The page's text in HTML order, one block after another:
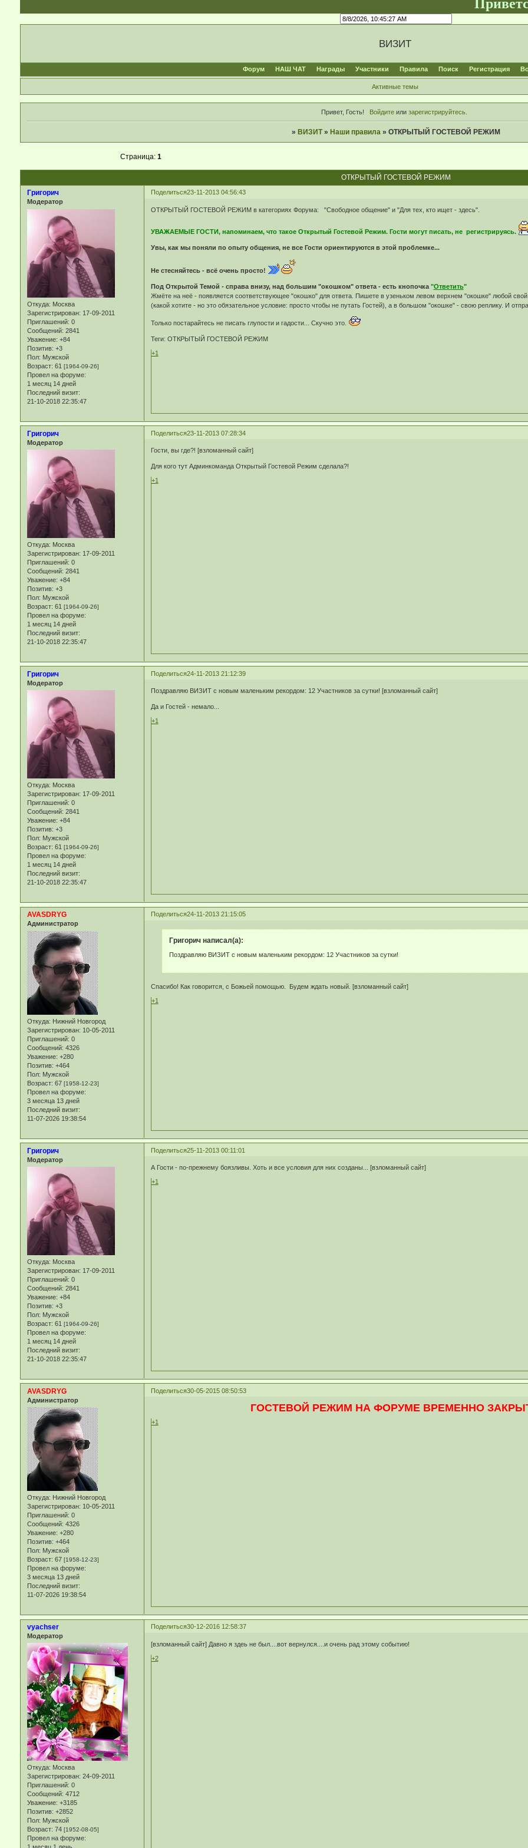
Приветствуем
ВИЗИТ
Форум НАШ ЧАТ Награды Участники Правила Поиск Регистрация
Активные темы
Привет, Гость! Войдитеили зарегистрируйтесь.
» ВИЗИТ » Наши правила » ОТКРЫТЫЙ ГОСТЕВОЙ РЕЖИМ
ОТКРЫТЫЙ ГОСТЕВОЙ РЕЖИМ
Страница:1
Поделиться23-11-2013 04:56:43
Григорич
Модератор
Откуда: Москва
Зарегистрирован: 17-09-2011
Приглашений: 0
Сообщений: 2841
Уважение: +84
Позитив: +3
Пол: Мужской
Возраст: 61 [1964-09-26]
Провел на форуме:
1 месяц 14 дней
Последний визит:
21-10-2018 22:35:47
ОТКРЫТЫЙ ГОСТЕВОЙ РЕЖИМ в категориях Форума: "Свободное общение" и "Для тех, кто ищет - здесь".
УВАЖАЕМЫЕ ГОСТИ, напоминаем, что такое Открытый Гостевой Режим. Гости могут писать, не регистрируясь.
Увы, как мы поняли по опыту общения, не все Гости ориентируются в этой проблемке...
Не стесняйтесь - всё очень просто!
Под Открытой Темой - справа внизу, над большим "окошком" ответа - есть кнопочка "Ответить"
Жмёте на неё - появляется соответствующее "окошко" для ответа. Пишете в узеньком левом верхнем "окошке" любой свой
(какой хотите - но это обязательное условие: просто чтобы не путать Гостей), а в большом "окошке" - свою реплику. И
Только постарайтесь не писать глупости и гадости... Скучно это.
Теги: ОТКРЫТЫЙ ГОСТЕВОЙ РЕЖИМ
+1
Поделиться23-11-2013 07:28:34
Григорич
Модератор
Откуда: Москва
Зарегистрирован: 17-09-2011
Приглашений: 0
Сообщений: 2841
Уважение: +84
Позитив: +3
Пол: Мужской
Возраст: 61 [1964-09-26]
Провел на форуме:
1 месяц 14 дней
Последний визит:
21-10-2018 22:35:47
Гости, вы где?! [взломанный сайт]
Для кого тут Админкоманда Открытый Гостевой Режим сделала?!
+1
Поделиться24-11-2013 21:12:39
Григорич
Модератор
Откуда: Москва
Зарегистрирован: 17-09-2011
Приглашений: 0
Сообщений: 2841
Уважение: +84
Позитив: +3
Пол: Мужской
Возраст: 61 [1964-09-26]
Провел на форуме:
1 месяц 14 дней
Последний визит:
21-10-2018 22:35:47
Поздравляю ВИЗИТ с новым маленьким рекордом: 12 Участников за сутки! [взломанный сайт]
Да и Гостей - немало...
+1
Поделиться24-11-2013 21:15:05
AVASDRYG
Администратор
Откуда: Нижний Новгород
Зарегистрирован: 10-05-2011
Приглашений: 0
Сообщений: 4326
Уважение: +280
Позитив: +464
Пол: Мужской
Возраст: 67 [1958-12-23]
Провел на форуме:
3 месяца 13 дней
Последний визит:
11-07-2026 19:38:54
Григорич написал(а):
Поздравляю ВИЗИТ с новым маленьким рекордом: 12 Участников за сутки!
Спасибо! Как говорится, с Божьей помощью. Будем ждать новый. [взломанный сайт]
+1
Поделиться25-11-2013 00:11:01
Григорич
Модератор
Откуда: Москва
Зарегистрирован: 17-09-2011
Приглашений: 0
Сообщений: 2841
Уважение: +84
Позитив: +3
Пол: Мужской
Возраст: 61 [1964-09-26]
Провел на форуме:
1 месяц 14 дней
Последний визит:
21-10-2018 22:35:47
А Гости - по-прежнему боязливы. Хоть и все условия для них созданы... [взломанный сайт]
+1
Поделиться30-05-2015 08:50:53
AVASDRYG
Администратор
Откуда: Нижний Новгород
Зарегистрирован: 10-05-2011
Приглашений: 0
Сообщений: 4326
Уважение: +280
Позитив: +464
Пол: Мужской
Возраст: 67 [1958-12-23]
Провел на форуме:
3 месяца 13 дней
Последний визит:
11-07-2026 19:38:54
ГОСТЕВОЙ РЕЖИМ НА ФОРУМЕ ВРЕМЕННО
+1
Поделиться30-12-2016 12:58:37
vyachser
Модератор
Откуда: Москва
Зарегистрирован: 24-09-2011
Приглашений: 0
Сообщений: 4712
Уважение: +3185
Позитив: +2852
Пол: Мужской
Возраст: 74 [1952-08-05]
Провел на форуме:
[взломанный сайт] Давно я здеь не был....вот вернулся....и очень рад этому событию!
+2